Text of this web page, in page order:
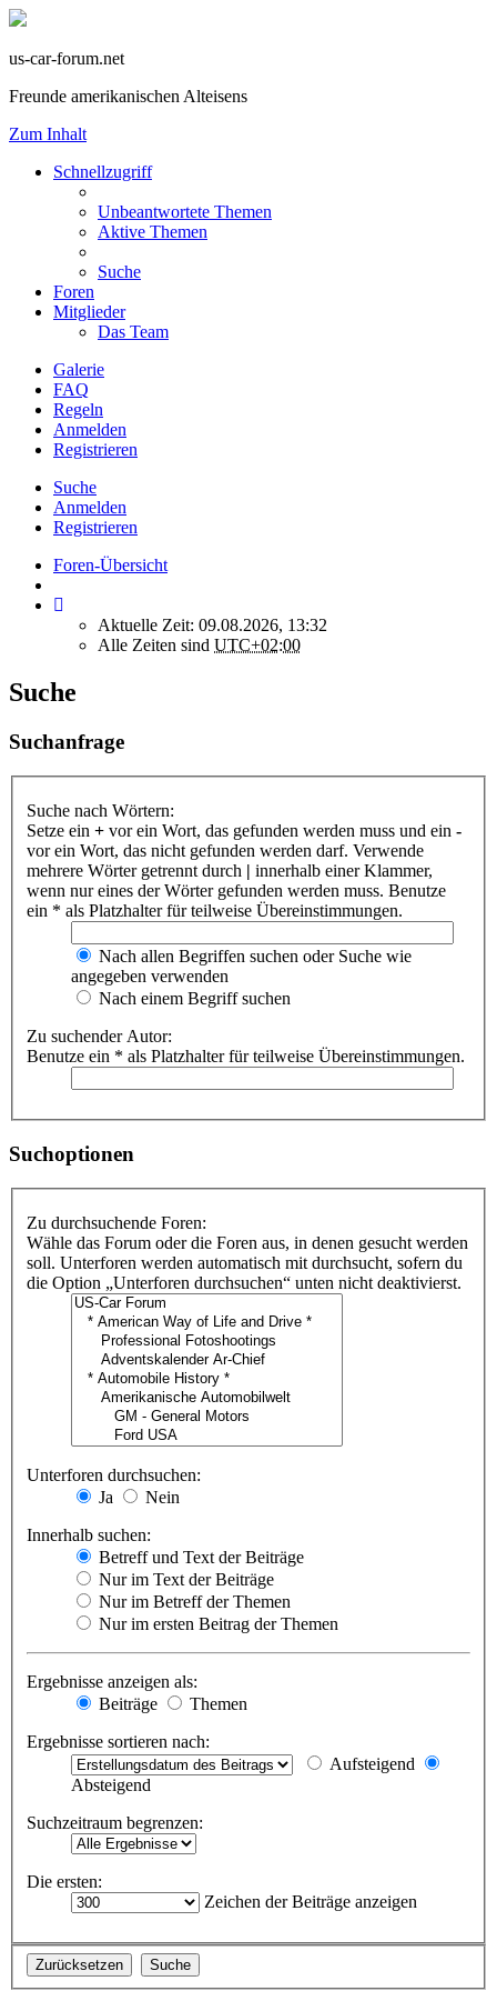
us-car-forum.net
Freunde amerikanischen Alteisens
Zum Inhalt
Schnellzugriff
Unbeantwortete Themen
Aktive Themen
Suche
Foren
Mitglieder
Das Team
Galerie
FAQ
Regeln
Anmelden
Registrieren
Suche
Anmelden
Registrieren
Foren-Übersicht
Aktuelle Zeit: 09.08.2026, 13:32
Alle Zeiten sind UTC+02:00
Suche
Suchanfrage
Suche nach Wörtern:
Setze ein + vor ein Wort, das gefunden werden muss und ein -
vor ein Wort, das nicht gefunden werden darf. Verwende
mehrere Wörter getrennt durch | innerhalb einer Klammer,
wenn nur eines der Wörter gefunden werden muss. Benutze
ein * als Platzhalter für teilweise Übereinstimmungen.
Nach allen Begriffen suchen oder Suche wie
angegeben verwenden
Nach einem Begriff suchen
Zu suchender Autor:
Benutze ein * als Platzhalter für teilweise Übereinstimmungen.
Suchoptionen
Zu durchsuchende Foren:
Wähle das Forum oder die Foren aus, in denen gesucht werden
soll. Unterforen werden automatisch mit durchsucht, sofern du
die Option „Unterforen durchsuchen“ unten nicht deaktivierst.
Unterforen durchsuchen:
Ja
Nein
Innerhalb suchen:
Betreff und Text der Beiträge
Nur im Text der Beiträge
Nur im Betreff der Themen
Nur im ersten Beitrag der Themen
Ergebnisse anzeigen als:
Beiträge
Themen
Ergebnisse sortieren nach:
Aufsteigend
Absteigend
Suchzeitraum begrenzen:
Die ersten:
Zeichen der Beiträge anzeigen